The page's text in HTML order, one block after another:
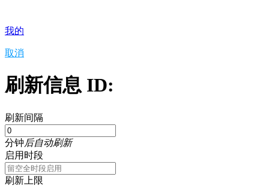
我的
取消
刷新信息 ID:
刷新间隔
分钟后自动刷新
启用时段
刷新上限